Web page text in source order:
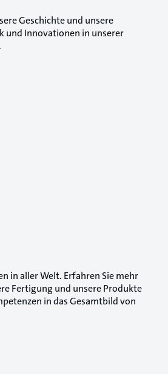
Geschichte und unsere
und Innovationen in unserer
in aller Welt. Erfahren Sie mehr
Fertigung und unsere Produkte
in das Gesamtbild von